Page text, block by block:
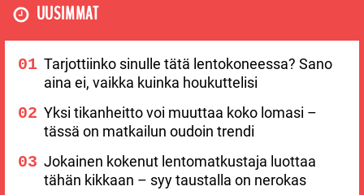
UUSIMMAT
Tarjottiinko sinulle tätä lentokoneessa? Sano
aina ei, vaikka kuinka houkuttelisi
Yksi tikanheitto voi muuttaa koko lomasi –
tässä on matkailun oudoin trendi
Jokainen kokenut lentomatkustaja luottaa
tähän kikkaan – syy taustalla on nerokas